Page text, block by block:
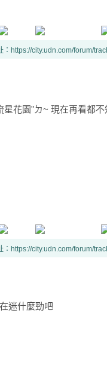
：https://city.udn.com/forum/
星花園"ㄉ~ 現在再看都
：https://city.udn.com/forum/
迷什麼勁吧